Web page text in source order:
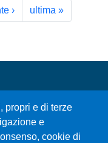
›Pagina successiva
ultima »Ultima
propri e di terze
e
cookie di